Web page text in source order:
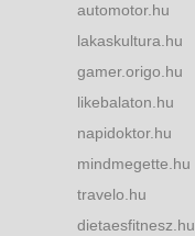
automotor.hu
lakaskultura.hu
gamer.origo.hu
likebalaton.hu
napidoktor.hu
mindmegette.hu
travelo.hu
dietaesfitnesz.hu